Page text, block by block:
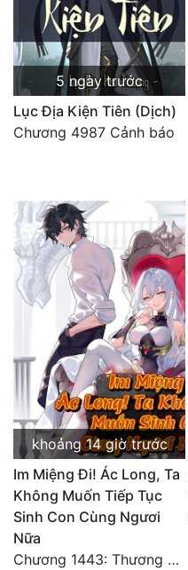
Tu Chân
Tu Tiên
Tội Phạm
Vô Địch
Võng Du
Xuyên Không
Xuyên Nhanh
Xuyên Sách
Xuyên Thư
Điền Văn
Đô Thị
Đông Phương
Đông Phương Huyền Huyễn
Đồng Nhân
5 ngày trước
Lục Địa Kiện Tiên (Dịch)
Chương 4987 Cảnh báo
khoảng 14 giờ trước
Im Miệng Đi! Ác Long, Ta
Không Muốn Tiếp Tục
Sinh Con Cùng Ngươi
Nữa
Chương 1443: Thương Hoành Vạn Vật (Cuối cùng)